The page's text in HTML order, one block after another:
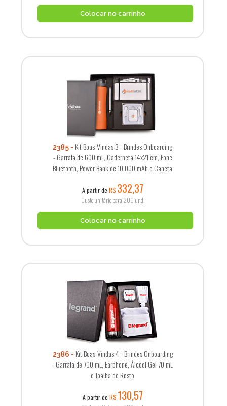
Colocar no carrinho
2385
Kit Boas-Vindas 3 - Brindes Onboarding
- Garrafa de 600 mL, Caderneta 14x21 cm, Fone
Bluetooth, Power Bank de 10.000 mAh e Caneta
A partir de R$ 332,37
Custo unitário para 200 und.
Colocar no carrinho
2386
Kit Boas-Vindas 4 - Brindes Onboarding
- Garrafa de 700 mL, Earphone, Álcool Gel 70 mL
e Toalha de Rosto
A partir de R$ 130,57